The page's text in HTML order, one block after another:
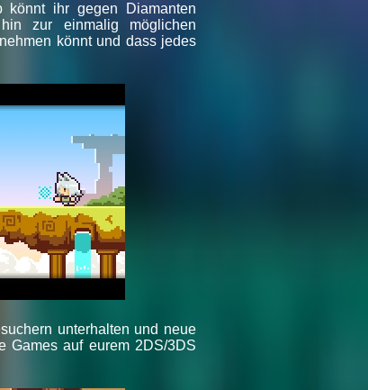
ihr gegen Diamanten
zur einmalig möglichen
könnt und dass jedes
unterhalten und neue
Games auf eurem 2DS/3DS